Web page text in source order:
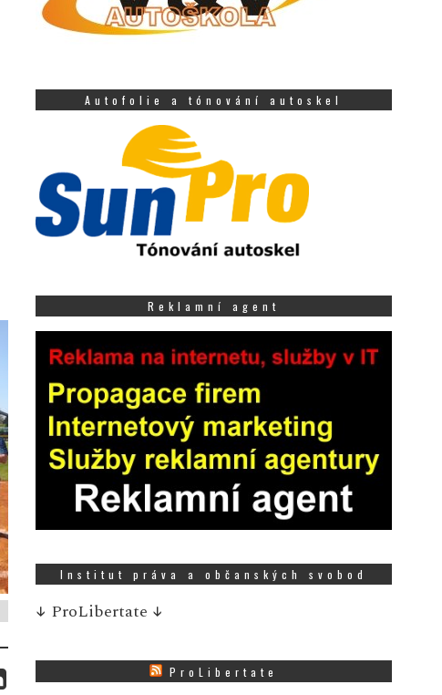
Autofolie a tónování autoskel
Reklamní agent
Institut práva a občanských svobod
↓ ProLibertate ↓
ProLibertate